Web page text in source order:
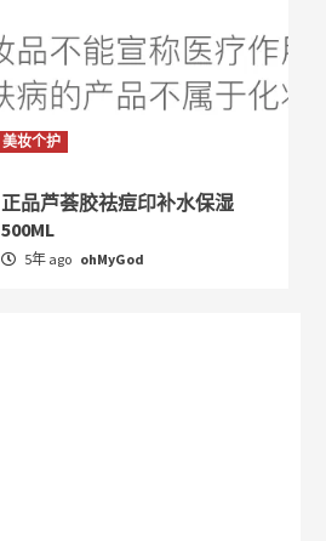
美妆个护
正品芦荟胶祛痘印补水保湿
500ML
5年 ago ohMyGod